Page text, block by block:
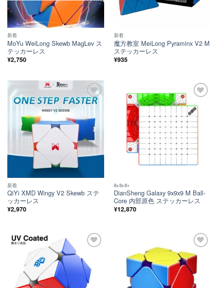
新着
MoYu WeiLong Skewb MagLev ス
テッカーレス
¥2,750
新着
魔方教室 MeiLong Pyraminx V2 M
ステッカーレス
¥935
ほし
新着
QiYi XMD Wingy V2 Skewb ステ
ッカーレス
¥2,970
ほし
い！
8x8x8+
DianSheng Galaxy 9x9x9 M Ball-
Core 内部原色 ステッカーレス
¥12,870
ほし
い！